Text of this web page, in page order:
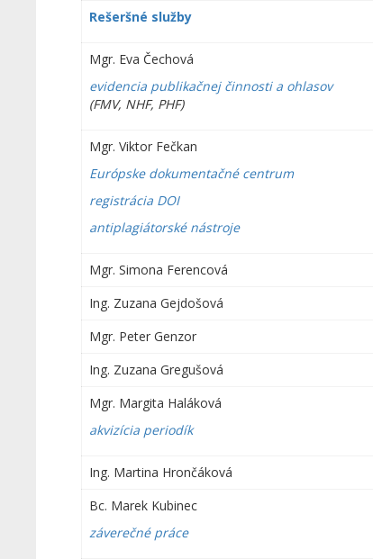
Rešeršné služby
Mgr. Eva Čechová
evidencia publikačnej činnosti a ohlasov
(FMV, NHF, PHF)
Mgr. Viktor Fečkan
Európske dokumentačné centrum
registrácia DOI
antiplagiátorské nástroje
Mgr. Simona Ferencová
Ing. Zuzana Gejdošová
Mgr. Peter Genzor
Ing. Zuzana Gregušová
Mgr. Margita Haláková
akvizícia periodík
Ing. Martina Hrončáková
Bc. Marek Kubinec
záverečné práce